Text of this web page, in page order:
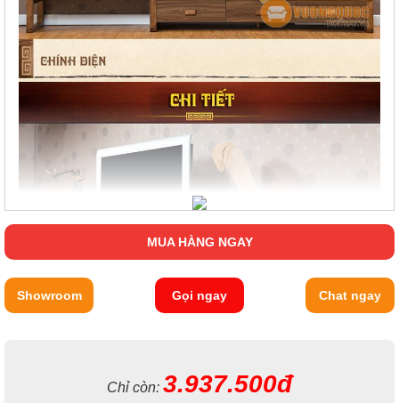
MUA HÀNG NGAY
Showroom Gọi ngay Chat ngay
Chỉ còn: 3.937.500đ